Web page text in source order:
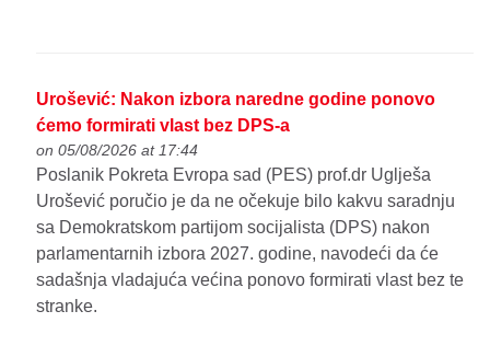
Urošević: Nakon izbora naredne godine ponovo
ćemo formirati vlast bez DPS-a
on 05/08/2026 at 17:44
Poslanik Pokreta Evropa sad (PES) prof.dr Uglješa
Urošević poručio je da ne očekuje bilo kakvu saradnju
sa Demokratskom partijom socijalista (DPS) nakon
parlamentarnih izbora 2027. godine, navodeći da će
sadašnja vladajuća većina ponovo formirati vlast bez te
stranke.